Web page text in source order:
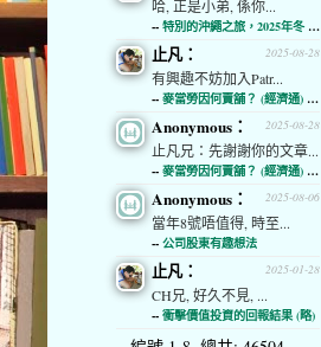
哈, 正是小弟, 係你...
-- 特別的沖繩之旅，2025年冬 (經濟通)
2025-08-28
止凡：
有興趣不妨加入Patr...
-- 麥當勞因何賣舖？ (經濟通) (略)
2025-08-28
Anonymous：
止凡兄：先謝謝你的文章...
-- 麥當勞因何賣舖？ (經濟通) (略)
2025-08-06
Anonymous：
當年8號唔值得, 時至...
-- 公司股東有趣想法
2025-01-28
止凡：
CH兄, 好久不見, ...
-- 衝擊價值投資的回報結果 (略)